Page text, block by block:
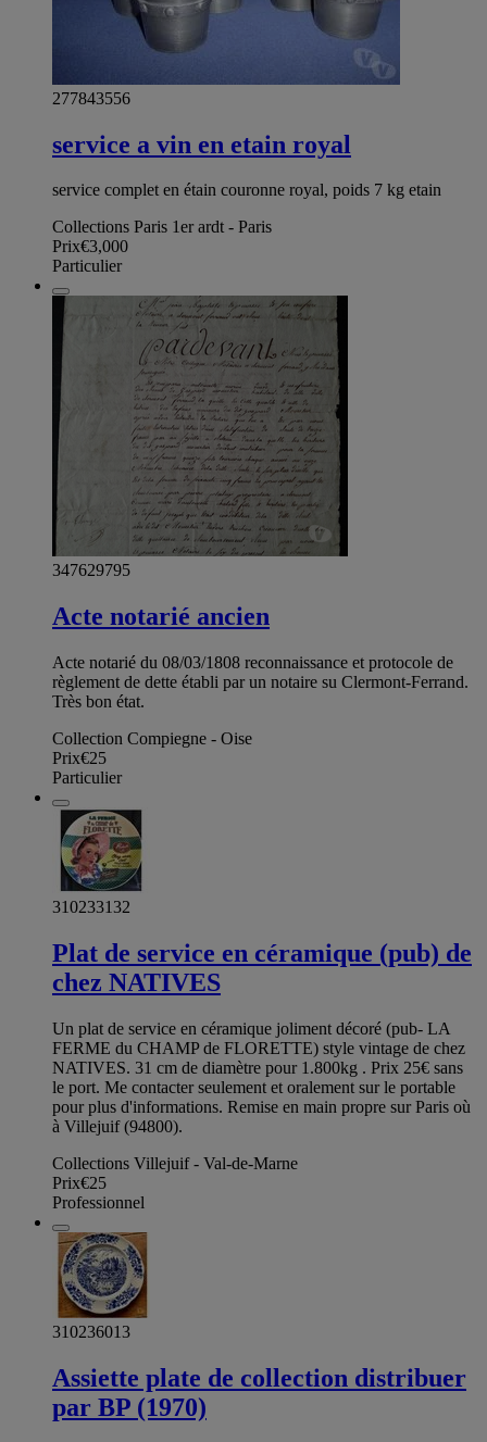
277843556
service a vin en etain royal
service complet en étain couronne royal, poids 7 kg etain
Collections Paris 1er ardt - Paris
Prix€3,000
Particulier
347629795
Acte notarié ancien
Acte notarié du 08/03/1808 reconnaissance et protocole de
règlement de dette établi par un notaire su Clermont-Ferrand.
Très bon état.
Collection Compiegne - Oise
Prix€25
Particulier
310233132
Plat de service en céramique (pub) de
chez NATIVES
Un plat de service en céramique joliment décoré (pub- LA
FERME du CHAMP de FLORETTE) style vintage de chez
NATIVES. 31 cm de diamètre pour 1.800kg . Prix 25€ sans
le port. Me contacter seulement et oralement sur le portable
pour plus d'informations. Remise en main propre sur Paris où
à Villejuif (94800).
Collections Villejuif - Val-de-Marne
Prix€25
Professionnel
310236013
Assiette plate de collection distribuer
par BP (1970)